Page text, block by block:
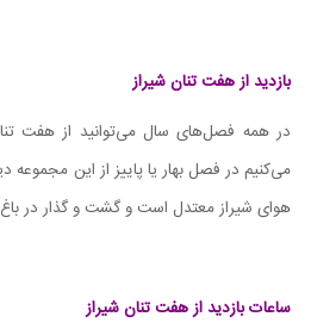
بازدید از هفت تنان شیراز
در همه فصل‌های سال می‌توانید از هفت
می‌کنیم در فصل بهار یا پاییز از این
هوای شیراز معتدل‌ است و گشت و گذار در
ساعات بازدید از هفت تنان شیراز